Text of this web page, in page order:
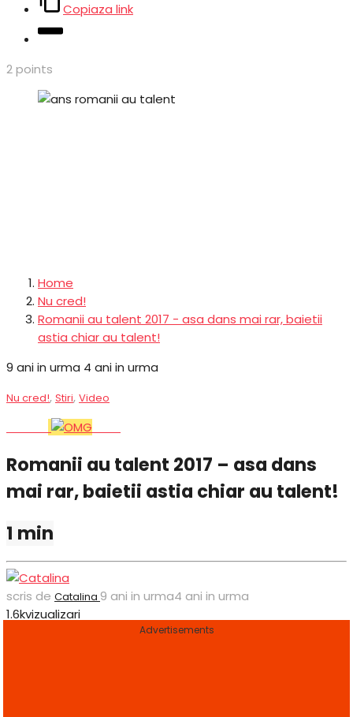
Copiaza link
2points
Home
Nu cred!
Romanii au talent 2017 - asa dans mai rar, baietii
astia chiar au talent!
9 ani in urma 4 ani in urma
Nu cred!, Stiri, Video
Romanii au talent 2017 – asa dans
mai rar, baietii astia chiar au talent!
1 min
scris de Catalina 9 ani in urma4 ani in urma
1.6kvizualizari
Advertisements